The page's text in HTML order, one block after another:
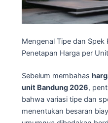
Mengenal Tipe dan Spek
Penetapan Harga per Unit
Sebelum membahas
unit Bandung 2026,
bahwa variasi tipe dan
menentukan besaran